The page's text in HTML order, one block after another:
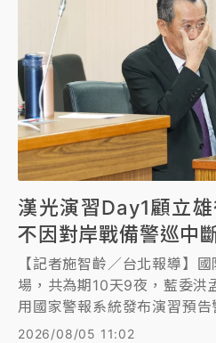
漢光演習Day1顧立
不因對岸戰備警巡中
【記者施智齡／台北報導】
場，共為期10天9夜，藍委洪
用國家警報系統發布演習預
造成警報疲乏。實兵操演首日
2026/08/05 11:02